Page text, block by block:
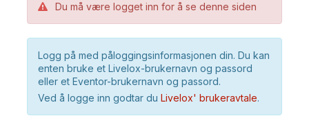
Du må være logget inn for å se denne siden
Logg på med påloggingsinformasjonen din. Du kan
enten bruke et Livelox-brukernavn og passord
eller et Eventor-brukernavn og passord.
Ved å logge inn godtar du Livelox' brukeravtale.